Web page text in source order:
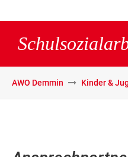
AWO Demmin Kinder &